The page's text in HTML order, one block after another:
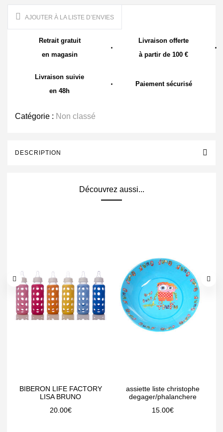
AJOUTER À LA LISTE D’ENVIES
Retrait gratuit
en magasin
Livraison offerte
à partir de 100 €
Livraison suivie
en 48h
Paiement sécurisé
Catégorie : Non classé
DESCRIPTION
Découvrez aussi...
BIBERON LIFE FACTORY
LISA BRUNO
20.00€
assiette liste christophe
degager/phalanchere
15.00€